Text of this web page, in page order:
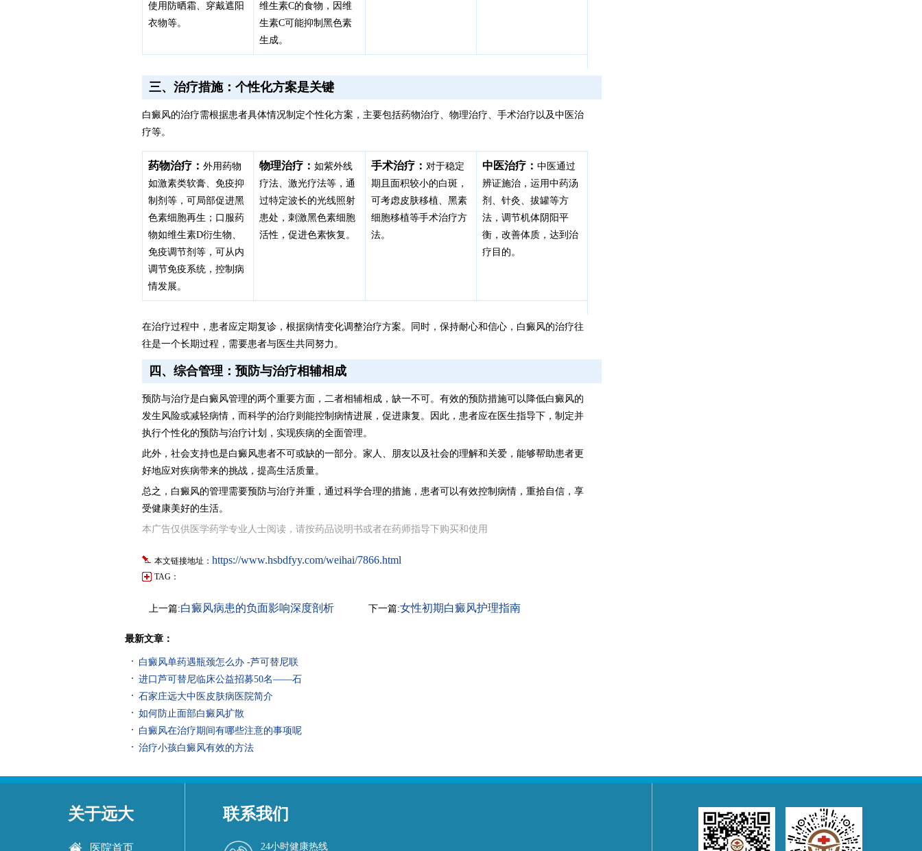
使用防晒霜、穿戴遮阳
衣物等。
维生素C的食物，因维
生素C可能抑制黑色素
生成。
三、治疗措施：个性化方案是关键
白癜风的治疗需根据患者具体情况制定个性化方案，主要包括药物治疗、物理治疗、手术治疗以及中医治
疗等。
药物治疗： 外用药物
如激素类软膏、免疫抑
制剂等，可局部促进黑
色素细胞再生；口服药
物如维生素D衍生物、
免疫调节剂等，可从内
调节免疫系统，控制病
情发展。
物理治疗：如紫外线
疗法、激光疗法等，通
过特定波长的光线照射
患处，刺激黑色素细胞
活性，促进色素恢复。
手术治疗： 对于稳定
期且面积较小的白斑，
可考虑皮肤移植、黑素
细胞移植等手术治疗方
法。
中医治疗： 中医通过
辨证施治，运用中药汤
剂、针灸、拔罐等方
法，调节机体阴阳平
衡，改善体质，达到治
疗目的。
在治疗过程中，患者应定期复诊，根据病情变化调整治疗方案。同时，保持耐心和信心，白癜风的治疗往
往是一个长期过程，需要患者与医生共同努力。
四、综合管理：预防与治疗相辅相成
预防与治疗是白癜风管理的两个重要方面，二者相辅相成，缺一不可。有效的预防措施可以降低白癜风的
发生风险或减轻病情，而科学的治疗则能控制病情进展，促进康复。因此，患者应在医生指导下，制定并
执行个性化的预防与治疗计划，实现疾病的全面管理。
此外，社会支持也是白癜风患者不可或缺的一部分。家人、朋友以及社会的理解和关爱，能够帮助患者更
好地应对疾病带来的挑战，提高生活质量。
总之，白癜风的管理需要预防与治疗并重，通过科学合理的措施，患者可以有效控制病情，重拾自信，享
受健康美好的生活。
本广告仅供医学药学专业人士阅读，请按药品说明书或者在药师指导下购买和使用
本文链接地址： https://www.hsbdfyy.com/weihai/7866.html
TAG：
上一篇:白癜风病患的负面影响深度剖析 下一篇:女性初期白癜风护理指南
最新文章：
白癜风单药遇瓶颈怎么办 -芦可替尼联
进口芦可替尼临床公益招募50名——石
石家庄远大中医皮肤病医院简介
如何防止面部白癜风扩散
白癜风在治疗期间有哪些注意的事项呢
治疗小孩白癜风有效的方法
关于远大
医院首页
联系我们
24小时健康热线